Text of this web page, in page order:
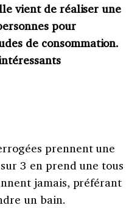
vient de réaliser une
pour
de consommation.
prennent une
3 en prend une tous
jamais, préférant
un bain.